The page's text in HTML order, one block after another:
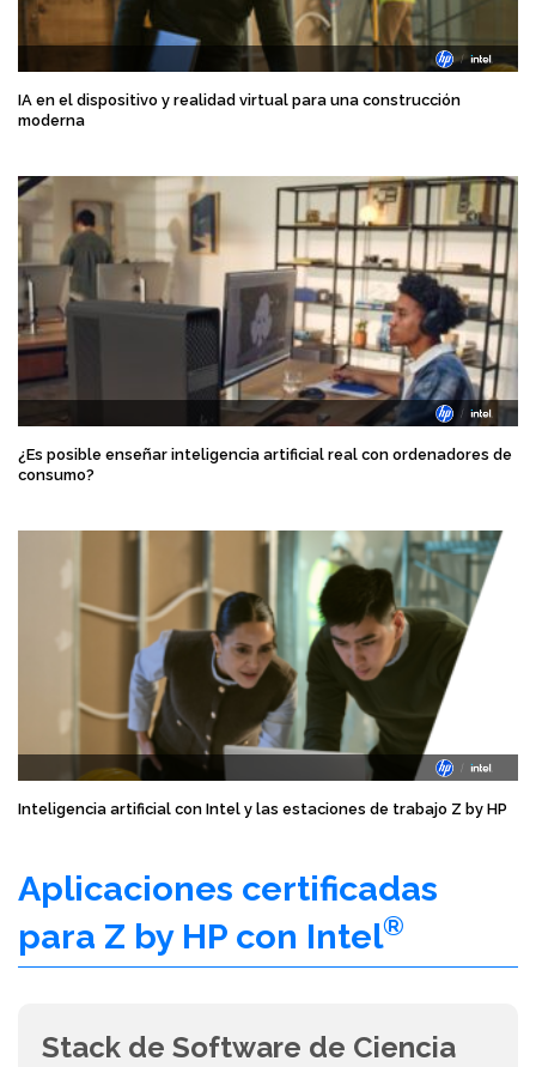
IA en el dispositivo y realidad virtual para una construcción
moderna
¿Es posible enseñar inteligencia artificial real con ordenadores de
consumo?
Inteligencia artificial con Intel y las estaciones de trabajo Z by HP
Aplicaciones certificadas
para Z by HP con Intel®
Stack de Software de Ciencia